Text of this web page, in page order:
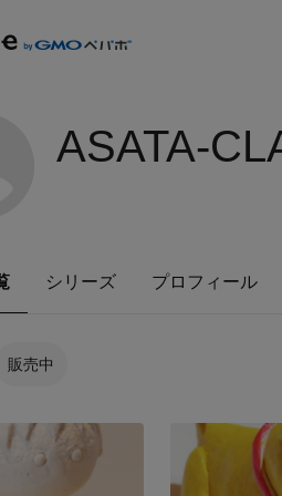
ASATA-
シリーズ プロフィール
販売中